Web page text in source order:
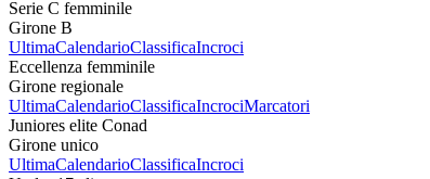
Serie C femminile
Girone B
UltimaCalendarioClassificaIncroci
Eccellenza femminile
Girone regionale
UltimaCalendarioClassificaIncrociMarcatori
Juniores elite Conad
Girone unico
UltimaCalendarioClassificaIncroci